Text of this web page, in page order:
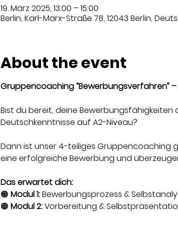
19. März 2025, 13:00 – 15:00
Berlin, Karl-Marx-Straße 78, 12043 Berlin,
About the event
Gruppencoaching “Bewerbungsverfahren”
Bist du bereit, deine
Deutschkenntnisse auf A2-Niveau?
Dann ist unser 4-teiliges Gruppencoaching
eine erfolgreiche Bewerbung und
Das erwartet dich:
🟠 Modul 1: Bewerbungsprozess &
🟠 Modul 2: Vorbereitung &